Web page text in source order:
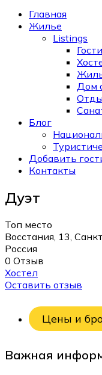
Главная
Жилье
Listings
Дом
Блог
Добавить
Контакты
Дуэт
Топ место
Восстания, 13,
Россия
0 Отзыв
Хостел
Оставить отзыв
Цены и
Важная